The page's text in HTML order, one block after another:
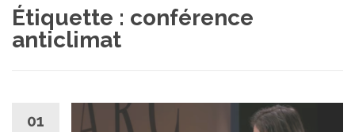
Étiquette : conférence
anticlimat
01